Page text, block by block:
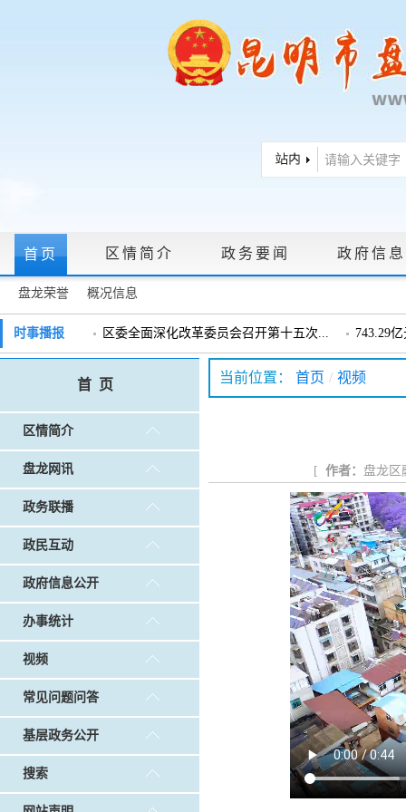
首页 区情简介 政务要闻 政府信
盘龙荣誉 概况信息
政府信息公开指南 | 政府信息公开制度 | 政策文件 法定主动公
常见问题问答
政务联播 做好“六稳”工作 落实“六保”任务
时事播报 区委全面深化改革委员会召开第十五次... 743.29
戴惠明调研辖区汽车企业 戴惠明
盘龙区委2026年度巡察工作会暨十三届...
首 页
区情简介
盘龙网讯
政务联播
政民互动
政府信息公开
办事统计
视频
常见问题问答
基层政务公开
搜索
当前位置： 首页 / 视频
[ 作者： 盘龙区